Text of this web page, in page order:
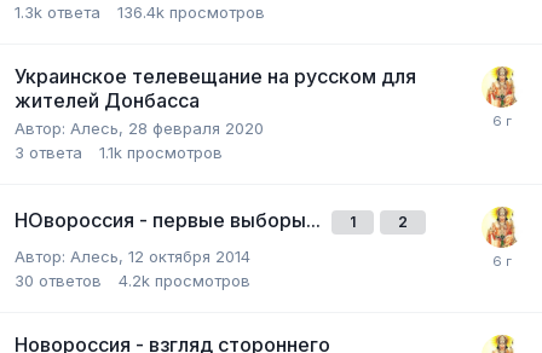
1.3k ответа 136.4k просмотров
Украинское телевещание на русском для
жителей Донбасса
Автор: Алесь, 28 февраля 2020
3 ответа 1.1k просмотров
НОвороссия - первые выборы... 1 2
Автор: Алесь, 12 октября 2014
30 ответов 4.2k просмотров
Новороссия - взгляд стороннего